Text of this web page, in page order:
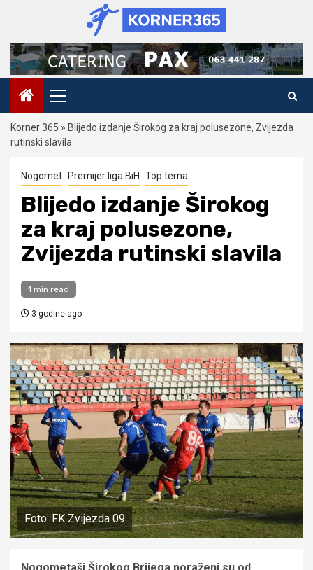
content
Primary
Menu
Korner 365 » Blijedo izdanje Širokog za kraj polusezone, Zvijezda
rutinski slavila
Nogomet Premijer liga BiH Top tema
Blijedo izdanje Širokog
za kraj polusezone,
Zvijezda rutinski slavila
1 min read
3 godine ago
Foto: FK Zvijezda 09